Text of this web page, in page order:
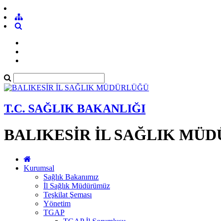
T.C. SAĞLIK BAKANLIĞI
BALIKESİR İL SAĞLIK
Kurumsal
Sağlık Bakanımız
İl Sağlık Müdürümüz
Teşkilat Şeması
Yönetim
TGAP